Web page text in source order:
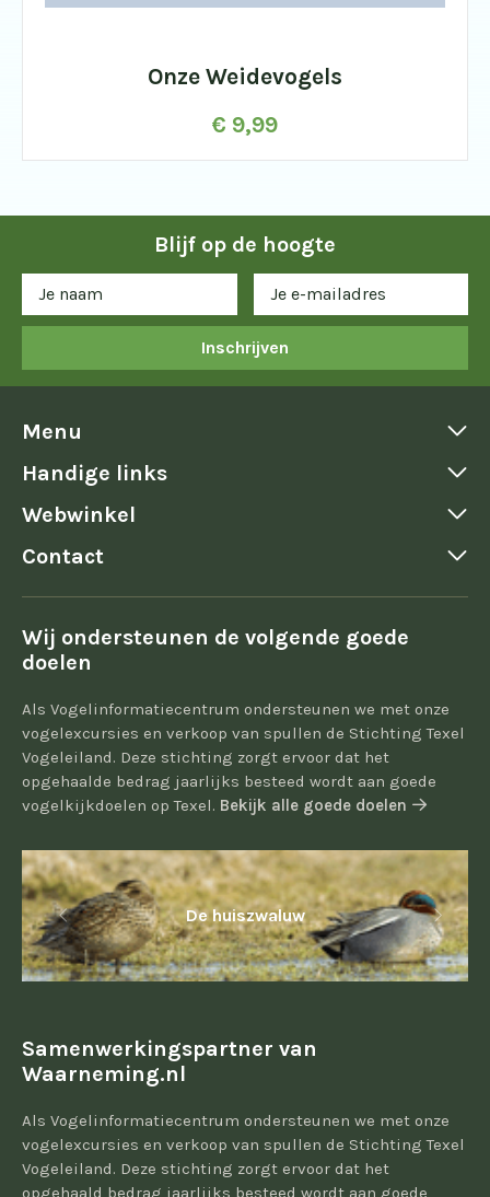
Onze Weidevogels
€ 9,99
Blijf op de hoogte
Inschrijven
Menu
Handige links
Webwinkel
Contact
Wij ondersteunen de volgende goede
doelen
Als Vogelinformatiecentrum ondersteunen we met onze
vogelexcursies en verkoop van spullen de Stichting Texel
Vogeleiland. Deze stichting zorgt ervoor dat het
opgehaalde bedrag jaarlijks besteed wordt aan goede
vogelkijkdoelen op Texel. Bekijk alle goede doelen
De huiszwaluw
Samenwerkingspartner van
Waarneming.nl
Als Vogelinformatiecentrum ondersteunen we met onze
vogelexcursies en verkoop van spullen de Stichting Texel
Vogeleiland. Deze stichting zorgt ervoor dat het
opgehaald bedrag jaarlijks besteed wordt aan goede